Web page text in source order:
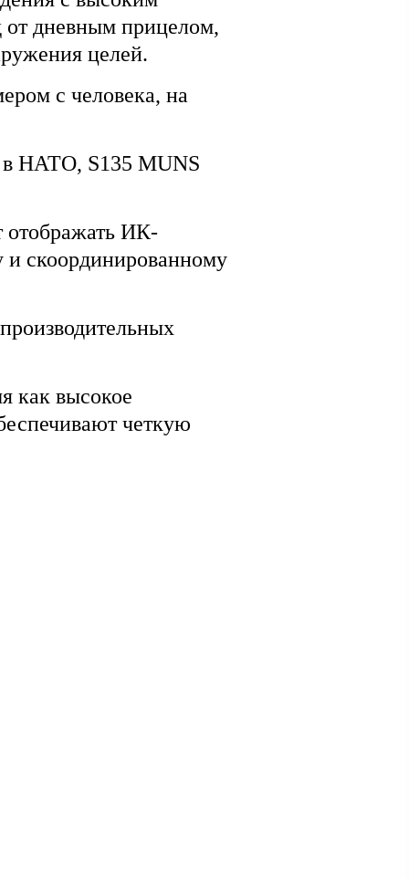
от дневным прицелом,
целей.
с человека, на
НАТО, S135 MUNS
отображать ИК-
и скоординированному
как высокое
четкую